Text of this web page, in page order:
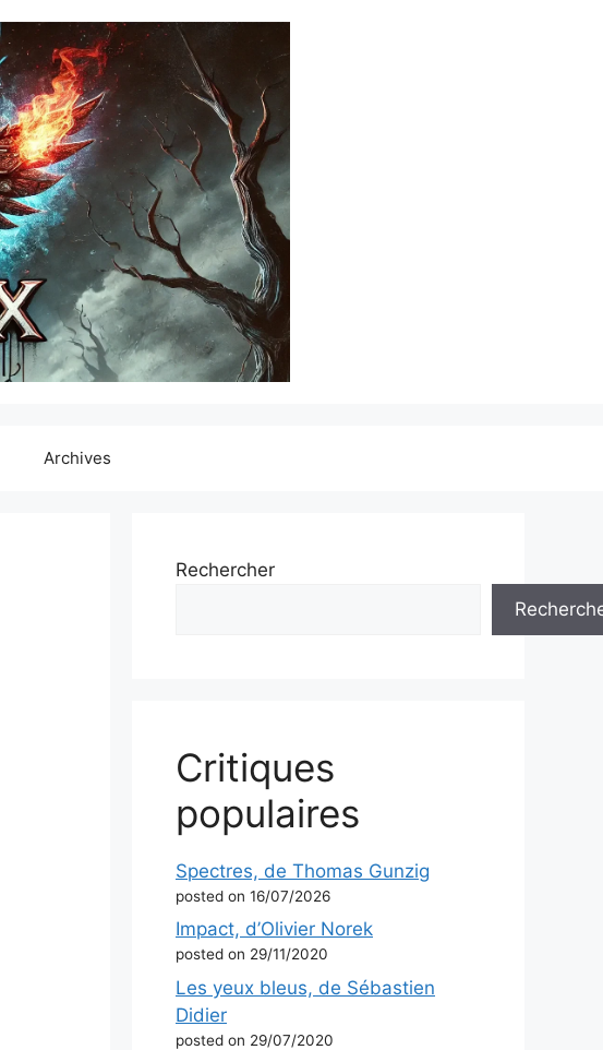
Archives
Rechercher
Critiques
populaires
Spectres, de Thomas Gunzig
posted on 16/07/2026
Impact, d’Olivier Norek
posted on 29/11/2020
Les yeux bleus, de Sébastien
Didier
posted on 29/07/2020